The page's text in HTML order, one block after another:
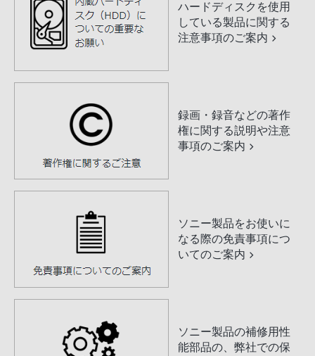
ハードディスクを使用
している製品に関する
注意事項のご案内
録画・録音などの著作
権に関する説明や注意
事項のご案内
ソニー製品をお使いに
なる際の免責事項につ
いてのご案内
ソニー製品の補修用性
能部品の、弊社での保